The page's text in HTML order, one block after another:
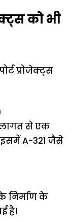
को भी
प्रोजेक्ट्स
लागत से एक
इसमें A-321 जैसे
निर्माण के
है।